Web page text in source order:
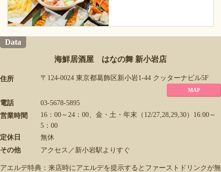
Data
海鮮居酒屋 はなの舞 新小岩店
住所 〒124-0024 東京都葛飾区新小岩1-44 クッターナビル5F
MAP
電話
03-5678-5895
営業時間
16：00～24：00、金・土・年末（12/27,28,29,30）16:00～
5：00
定休日
無休
その他
アクセス／新小岩駅よりすぐ
アエルデ特典：来店時にアエルデを提示するとファーストドリンクが無